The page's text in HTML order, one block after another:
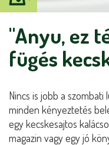
"Anyu, ez
fügés
Nincs is jobb a
minden kényeztetés
egy kecskesajtos
magazin vagy egy jó